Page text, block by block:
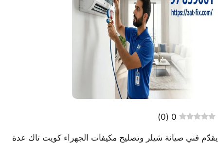
0
(
0
)
يقدّم فني صيانة شيلر وتصليح مكيفات الجهراء كويت تاك عدة